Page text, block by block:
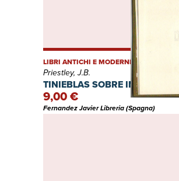
TINIEBLAS SOBRE INGLATERRA.
LIBRI ANTICHI E MODERNI
Priestley, J.B.
9,00 €
Fernandez Javier Libreria (Spagna)